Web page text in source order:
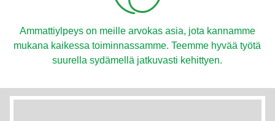
Ammattiylpeys on meille arvokas asia, jota kannamme
mukana kaikessa toiminnassamme. Teemme hyvää työtä
suurella sydämellä jatkuvasti kehittyen.